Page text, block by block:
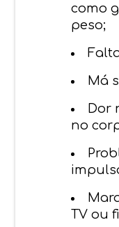
como
peso;
Má
Dor
no
TV ou